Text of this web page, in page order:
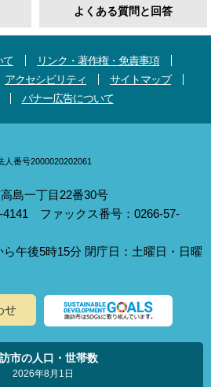
よくある質問と回答
て
リンク・著作権・免責事項
アクセシビリティ
サイトマップ
バナー広告について
人番号2000020202061
島一丁目22番30号
4141 ファックス番号：0266-57-
午後5時15分 閉庁日：土曜日・日曜
せ
市の人口・世帯数
2026年8月1日